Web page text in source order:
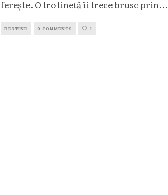
ferește. O trotinetă îi trece brusc prin...
DESTINE 0 COMMENTS 1